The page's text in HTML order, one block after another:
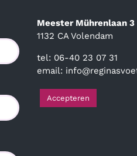
Meester Mührenlaan 3
1132 CA Volendam
tel: 06-40 23 07 31
email:
Accepteren